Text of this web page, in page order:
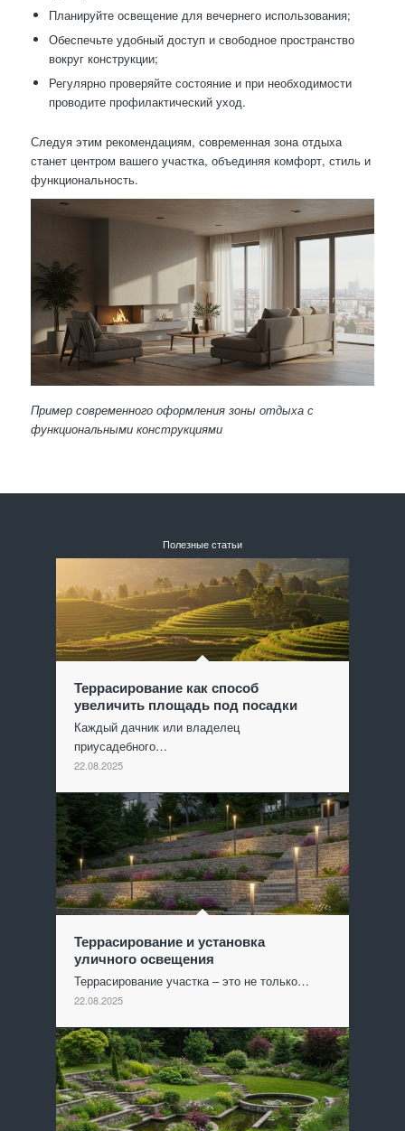
Планируйте освещение для вечернего использования;
Обеспечьте удобный доступ и свободное пространство
вокруг конструкции;
Регулярно проверяйте состояние и при необходимости
проводите профилактический уход.
Следуя этим рекомендациям, современная зона отдыха
станет центром вашего участка, объединяя комфорт, стиль и
функциональность.
Пример современного оформления зоны отдыха с
функциональными конструкциями
Полезные статьи
Террасирование как способ
увеличить площадь под посадки
Каждый дачник или владелец
приусадебного…
22.08.2025
Террасирование и установка
уличного освещения
Террасирование участка – это не только…
22.08.2025